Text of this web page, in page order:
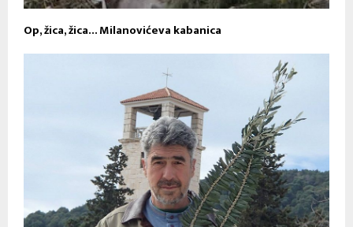
Op, žica, žica… Milanovićeva kabanica